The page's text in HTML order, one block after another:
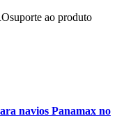
suporte ao produto
navios Panamax no